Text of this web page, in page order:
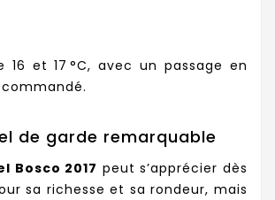
16 et 17 °C, avec un passage en
de garde remarquable
Bosco 2017 peut s’apprécier dès
sa richesse et sa rondeur, mais